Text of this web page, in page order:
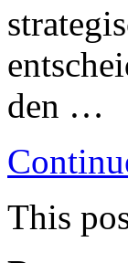
den …
This